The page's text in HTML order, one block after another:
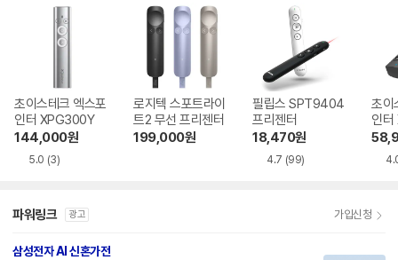
초이스테크 엑스포
인터 XPG300Y
144,000원
5.0 (3)
로지텍 스포트라이
트2 무선 프리젠터
199,000원
필립스 SPT9404
프리젠터
18,470원
4.7 (99)
초이
인터
파워링크 광고 가입신청
삼성전자 AI 신혼가전